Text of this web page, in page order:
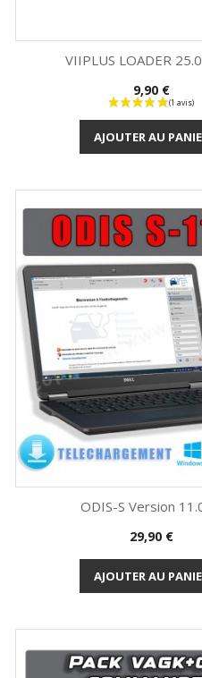
Aperçu rapide
VIIPLUS LOADER
Prix
9,90 €
AJOUTER AU
Aperçu rapide
ODIS-S Version
Prix
29,90 €
AJOUTER AU